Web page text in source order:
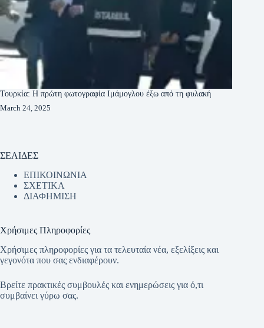
Τουρκία: Η πρώτη φωτογραφία Ιμάμογλου έξω από τη φυλακή
March 24, 2025
ΣΕΛΙΔΕΣ
ΕΠΙΚΟΙΝΩΝΙΑ
ΣΧΕΤΙΚΑ
ΔΙΑΦΗΜΙΣΗ
Χρήσιμες Πληροφορίες
Χρήσιμες πληροφορίες για τα τελευταία νέα, εξελίξεις και
γεγονότα που σας ενδιαφέρουν.
Βρείτε πρακτικές συμβουλές και ενημερώσεις για ό,τι
συμβαίνει γύρω σας.